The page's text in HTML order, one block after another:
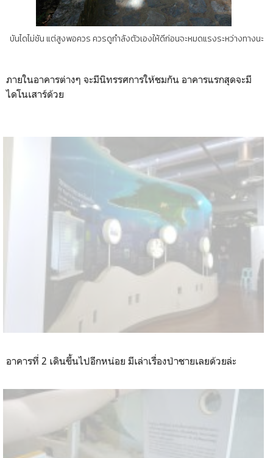
บันไดไม่ชัน แต่สูงพอควร ควรดูกำลังตัวเองให้ดีก่อนจะหมดแรงระหว่างทางนะ
ภายในอาคารต่างๆ จะมีนิทรรศการให้ชมกัน อาคารแรกสุดจะมี
ไดโนเสาร์ด้วย
อาคารที่ 2 เดินขึ้นไปอีกหน่อย มีเล่าเรื่องป่าชายเลยด้วยล่ะ